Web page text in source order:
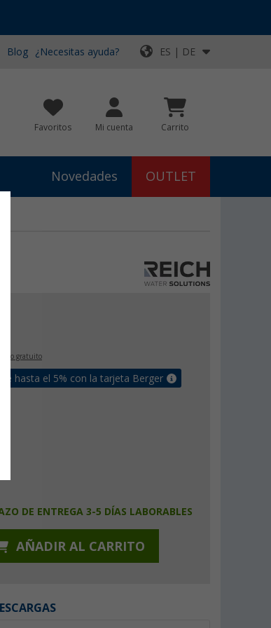
Blog ¿Necesitas ayuda? ES | DE
Favoritos Mi cuenta Carrito
Novedades OUTLET
envío gratuito
de hasta el 5% con la tarjeta Berger
DE ENTREGA 3-5 DÍAS LABORABLES
AÑADIR AL CARRITO